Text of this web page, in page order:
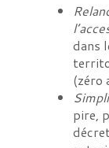
dans
(zéro
pire,